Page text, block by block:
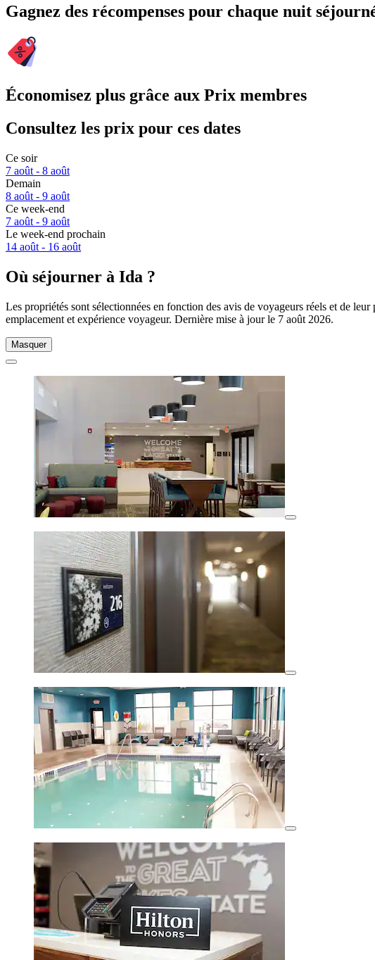
Gagnez des récompenses pour chaque nuit
Économisez plus grâce aux Prix membres
Consultez les prix pour ces dates
Ce soir
7 août - 8 août
Demain
8 août - 9 août
Ce week-end
7 août - 9 août
Le week-end prochain
14 août - 16 août
Où séjourner à Ida ?
Les propriétés sont sélectionnées en fonction des avis de voyageurs réels et de
emplacement et expérience voyageur. Dernière mise à jour le 7 août 2026.
Masquer